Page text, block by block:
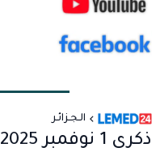
الـجـزائـر